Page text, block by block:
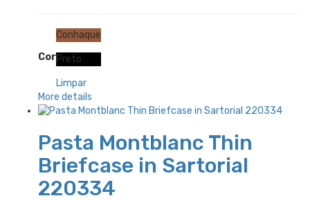
Cor
Conhaque
Preto
Limpar
More details
Pasta Montblanc Thin
Briefcase in Sartorial
220334